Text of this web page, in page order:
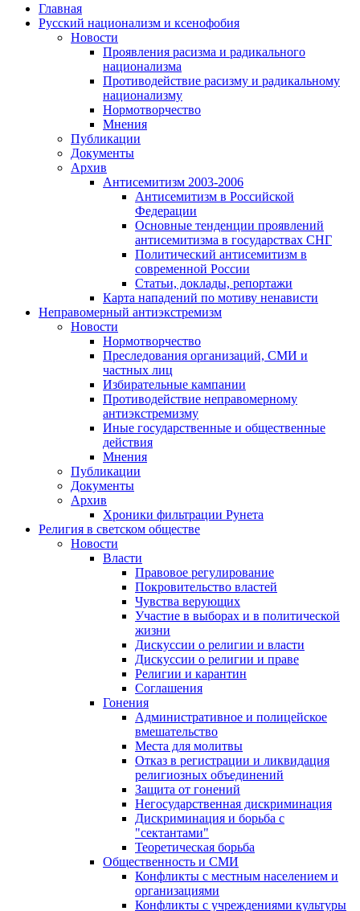
Главная
Русский национализм и ксенофобия
Новости
Проявления расизма и радикального
национализма
Противодействие расизму и радикальному
национализму
Нормотворчество
Мнения
Публикации
Документы
Архив
Антисемитизм 2003-2006
Антисемитизм в Российской
Федерации
Основные тенденции проявлений
антисемитизма в государствах СНГ
Политический антисемитизм в
современной России
Статьи, доклады, репортажи
Карта нападений по мотиву ненависти
Неправомерный антиэкстремизм
Новости
Нормотворчество
Преследования организаций, СМИ и
частных лиц
Избирательные кампании
Противодействие неправомерному
антиэкстремизму
Иные государственные и общественные
действия
Мнения
Публикации
Документы
Архив
Хроники фильтрации Рунета
Религия в светском обществе
Новости
Власти
Правовое регулирование
Покровительство властей
Чувства верующих
Участие в выборах и в политической
жизни
Дискуссии о религии и власти
Дискуссии о религии и праве
Религии и карантин
Соглашения
Гонения
Административное и полицейское
вмешательство
Места для молитвы
Отказ в регистрации и ликвидация
религиозных объединений
Защита от гонений
Негосударственная дискриминация
Дискриминация и борьба с
"сектантами"
Теоретическая борьба
Общественность и СМИ
Конфликты с местным населением и
организациями
Конфликты с учреждениями культуры